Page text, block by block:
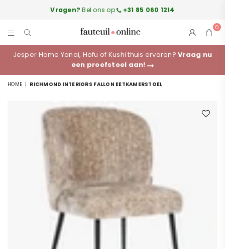
Vragen? Bel ons op +31 85 060 1214
FAUTEUILONLINE.NL
0
Jesper Home Yanai, Hofu of Kushi thuis ervaren?Vraag nu
een proefstoel aan!
HOME | RICHMOND INTERIORS FALLON EETKAMERSTOEL